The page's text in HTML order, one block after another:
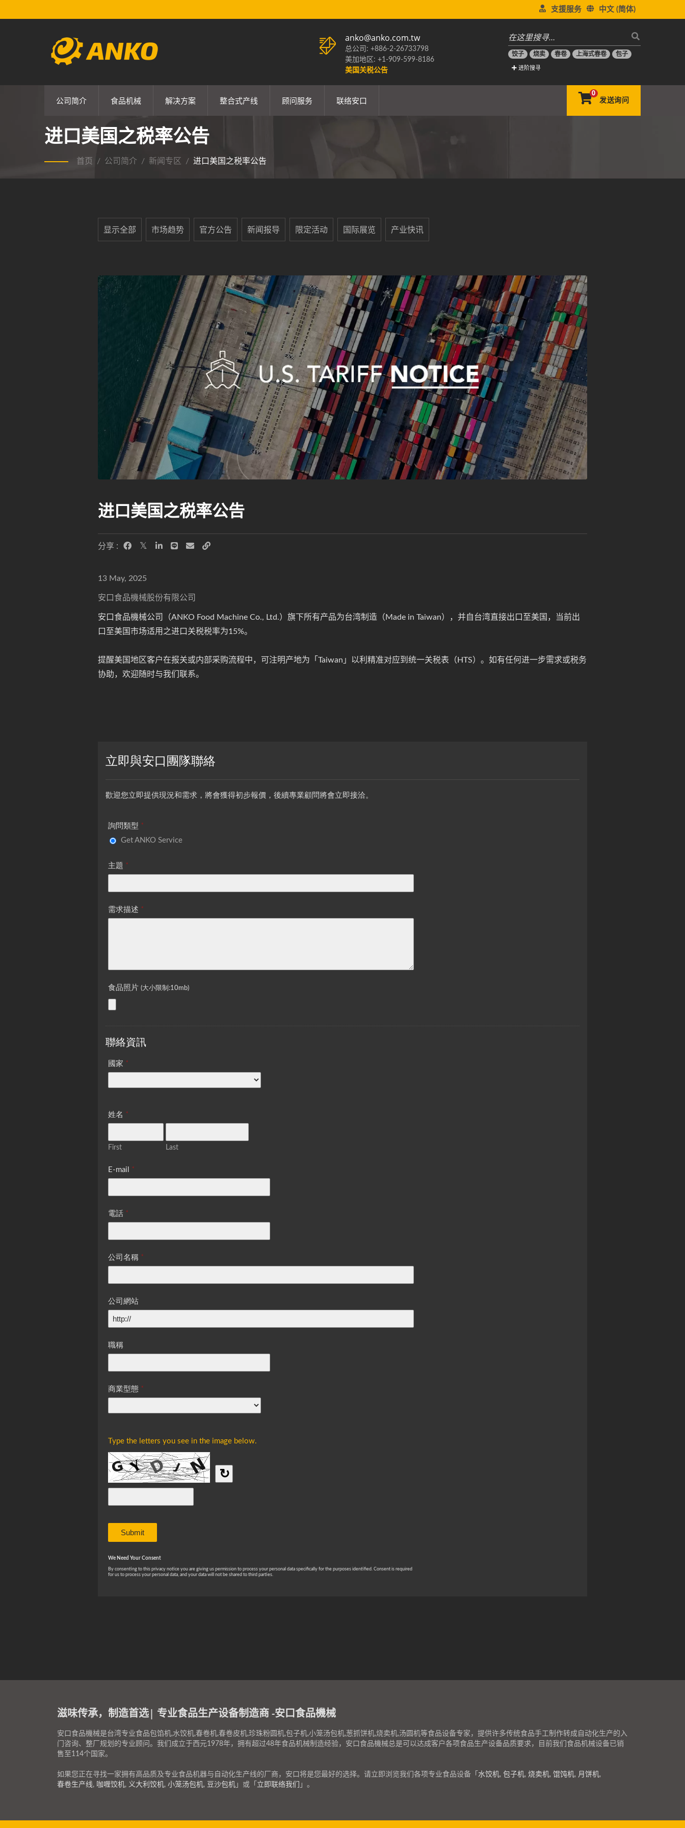
中文 (简体)
支援服务
饺子 烧卖 春卷 上海式春卷 包子
进阶搜寻
anko@anko.com.tw
总公司: +886-2-26733798
美加地区: +1-909-599-8186
美国关税公告
公司简介 食品机械 解决方案 整合式产线 顾问服务 联络安口
0
发送询问
进口美国之税率公告
首页 / 公司简介 / 新闻专区 / 进口美国之税率公告
显示全部 市场趋势 官方公告 新闻报导 限定活动 国际展览 产业快讯
进口美国之税率公告
分享 :
13 May, 2025
安口食品機械股份有限公司
安口食品機械公司（ANKO Food Machine Co., Ltd.）旗下所有产品为台湾制造（Made in Taiwan），并自台湾直接出口至美国，当前出
口至美国市场适用之进口关税税率为15%。
提醒美国地区客户在报关或内部采购流程中，可注明产地为「Taiwan」以利精准对应到统一关税表（HTS）。如有任何进一步需求或税务
协助，欢迎随时与我们联系。
滋味传承，制造首选| 专业食品生产设备制造商 -安口食品機械
安口食品機械是台湾专业食品包馅机,水饺机,春卷机,春卷皮机,珍珠粉圆机,包子机,小笼汤包机,葱抓饼机,烧卖机,汤圆机等食品设备专家，提供许多传统食品手工制作转成自动化生产的入
门咨询、整厂规划的专业顾问。我们成立于西元1978年，拥有超过48年食品机械制造经验，安口食品機械总是可以达成客户各项食品生产设备品质要求，目前我们食品机械设备已销
售至114个国家。
如果您正在寻找一家拥有高品质及专业食品机器与自动化生产线的厂商，安口将是您最好的选择。请立即浏览我们各项专业食品设备「 水饺机, 包子机, 烧卖机, 馄饨机, 月饼机,
春卷生产线, 咖喱饺机, 义大利饺机, 小笼汤包机, 豆沙包机 」或「 立即联络我们 」。